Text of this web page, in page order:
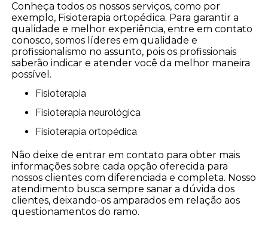
Conheça todos os nossos serviços, como por
exemplo, Fisioterapia ortopédica. Para garantir a
qualidade e melhor experiência, entre em contato
conosco, somos líderes em qualidade e
profissionalismo no assunto, pois os profissionais
saberão indicar e atender você da melhor maneira
possível.
Fisioterapia
Fisioterapia neurológica
Fisioterapia ortopédica
Não deixe de entrar em contato para obter mais
informações sobre cada opção oferecida para
nossos clientes com diferenciada e completa. Nosso
atendimento busca sempre sanar a dúvida dos
clientes, deixando-os amparados em relação aos
questionamentos do ramo.